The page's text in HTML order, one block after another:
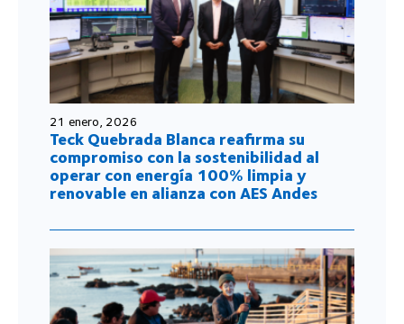
21 enero, 2026
Teck Quebrada Blanca reafirma su
compromiso con la sostenibilidad al
operar con energía 100% limpia y
renovable en alianza con AES Andes